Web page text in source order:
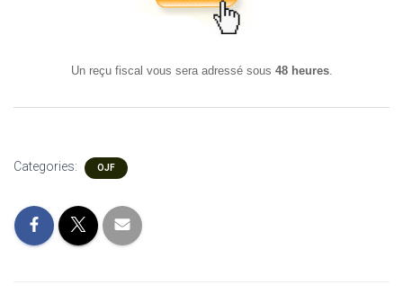
Un reçu fiscal vous sera adressé sous 48 heures.
Categories: OJF